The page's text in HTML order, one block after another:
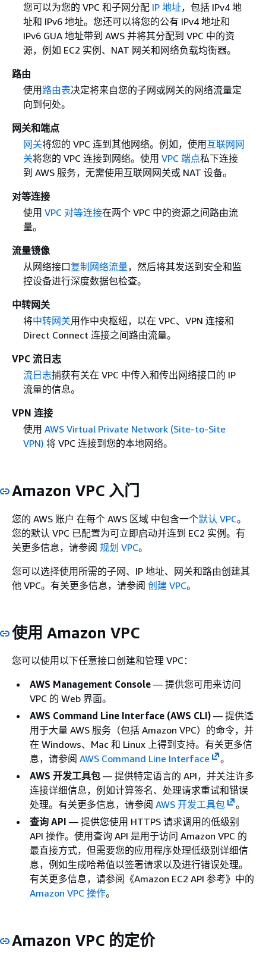
您可以为您的 VPC 和子网分配 IP 地址，包括 IPv4 地
址和 IPv6 地址。您还可以将您的公有 IPv4 地址和
IPv6 GUA 地址带到 AWS 并将其分配到 VPC 中的资
源，例如 EC2 实例、NAT 网关和网络负载均衡器。
路由
使用路由表决定将来自您的子网或网关的网络流量定
向到何处。
网关和端点
网关将您的 VPC 连到其他网络。例如，使用互联网网
关将您的 VPC 连接到网络。使用 VPC 端点私下连接
到 AWS 服务，无需使用互联网网关或 NAT 设备。
对等连接
使用 VPC 对等连接在两个 VPC 中的资源之间路由流
量。
流量镜像
从网络接口复制网络流量，然后将其发送到安全和监
控设备进行深度数据包检查。
中转网关
将中转网关用作中央枢纽，以在 VPC、VPN 连接和
Direct Connect 连接之间路由流量。
VPC 流日志
流日志捕获有关在 VPC 中传入和传出网络接口的 IP
流量的信息。
VPN 连接
使用 AWS Virtual Private Network (Site-to-Site
VPN) 将 VPC 连接到您的本地网络。
Amazon VPC 入门
您的 AWS 账户 在每个 AWS 区域 中包含一个默认 VPC。
您的默认 VPC 已配置为可立即启动并连到 EC2 实例。有
关更多信息，请参阅 规划 VPC。
您可以选择使用所需的子网、IP 地址、网关和路由创建其
他 VPC。有关更多信息，请参阅 创建 VPC。
使用 Amazon VPC
您可以使用以下任意接口创建和管理 VPC：
AWS Management Console — 提供您可用来访问
VPC 的 Web 界面。
AWS Command Line Interface (AWS CLI) — 提供适
用于大量 AWS 服务（包括 Amazon VPC）的命令，并
在 Windows、Mac 和 Linux 上得到支持。有关更多信
息，请参阅 AWS Command Line Interface
。
AWS 开发工具包 — 提供特定语言的 API，并关注许多
连接详细信息，例如计算签名、处理请求重试和错误
处理。有关更多信息，请参阅 AWS 开发工具包
。
查询 API — 提供您使用 HTTPS 请求调用的低级别
API 操作。使用查询 API 是用于访问 Amazon VPC 的
最直接方式，但需要您的应用程序处理低级别详细信
息，例如生成哈希值以签署请求以及进行错误处理。
有关更多信息，请参阅《Amazon EC2 API 参考》 中的
Amazon VPC 操作。
Amazon VPC 的定价